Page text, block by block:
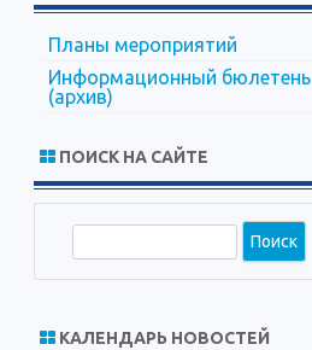
Планы мероприятий
Информационный бюлетень
(архив)
ПОИСК НА САЙТЕ
КАЛЕНДАРЬ НОВОСТЕЙ